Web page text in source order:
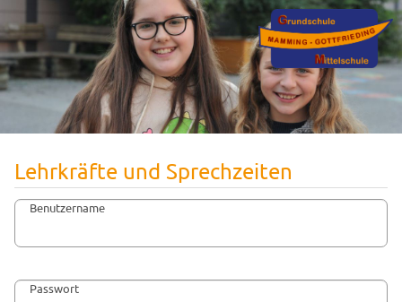
Lehrkräfte und Sprechzeiten
Benutzername
Passwort